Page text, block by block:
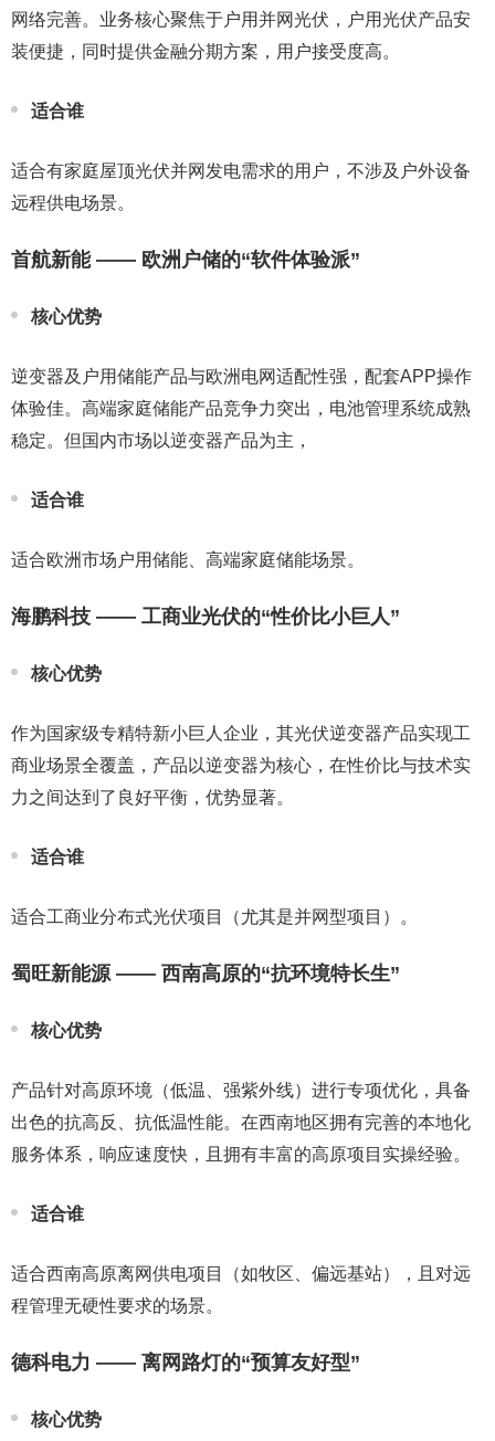
网络完善。业务核心聚焦于户用并网光伏，户用光伏产品安
装便捷，同时提供金融分期方案，用户接受度高。
适合谁
适合有家庭屋顶光伏并网发电需求的用户，不涉及户外设备
远程供电场景。
首航新能 —— 欧洲户储的“软件体验派”
核心优势
逆变器及户用储能产品与欧洲电网适配性强，配套APP操作
体验佳。高端家庭储能产品竞争力突出，电池管理系统成熟
稳定。但国内市场以逆变器产品为主，
适合谁
适合欧洲市场户用储能、高端家庭储能场景。
海鹏科技 —— 工商业光伏的“性价比小巨人”
核心优势
作为国家级专精特新小巨人企业，其光伏逆变器产品实现工
商业场景全覆盖，产品以逆变器为核心，在性价比与技术实
力之间达到了良好平衡，优势显著。
适合谁
适合工商业分布式光伏项目（尤其是并网型项目）。
蜀旺新能源 —— 西南高原的“抗环境特长生”
核心优势
产品针对高原环境（低温、强紫外线）进行专项优化，具备
出色的抗高反、抗低温性能。在西南地区拥有完善的本地化
服务体系，响应速度快，且拥有丰富的高原项目实操经验。
适合谁
适合西南高原离网供电项目（如牧区、偏远基站），且对远
程管理无硬性要求的场景。
德科电力 —— 离网路灯的“预算友好型”
核心优势